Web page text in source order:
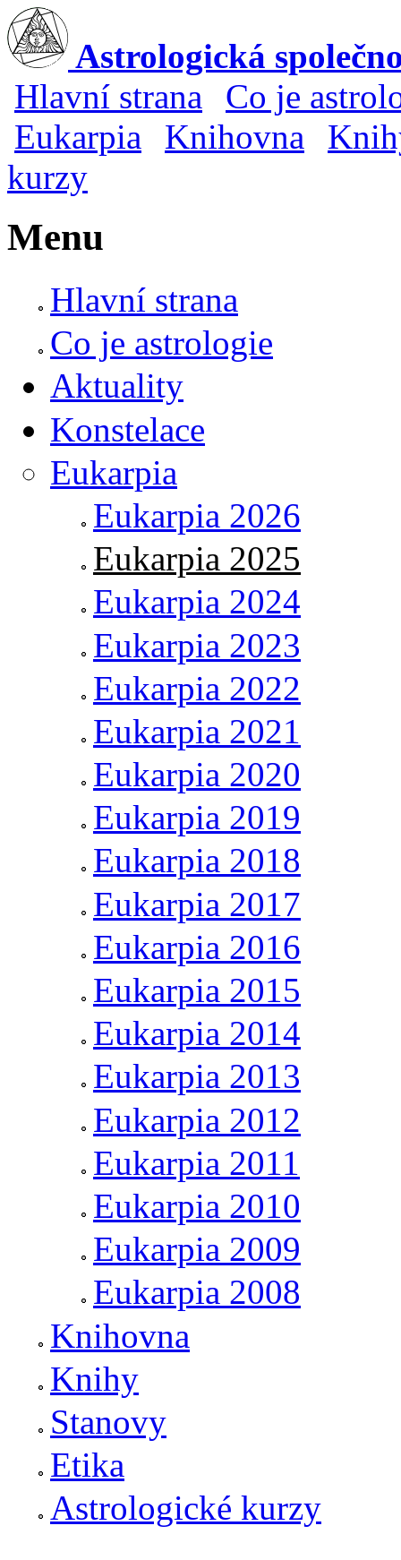
Skip to main content
Astrologická
Main menu
Hlavní strana
Co je
Eukarpia
Knihovna
kurzy
Menu
Hlavní strana
Co je astrologie
Aktuality
Konstelace
Eukarpia
Eukarpia 2026
Eukarpia 2025
Eukarpia 2024
Eukarpia 2023
Eukarpia 2022
Eukarpia 2021
Eukarpia 2020
Eukarpia 2019
Eukarpia 2018
Eukarpia 2017
Eukarpia 2016
Eukarpia 2015
Eukarpia 2014
Eukarpia 2013
Eukarpia 2012
Eukarpia 2011
Eukarpia 2010
Eukarpia 2009
Eukarpia 2008
Knihovna
Knihy
Stanovy
Etika
Astrologické kurzy